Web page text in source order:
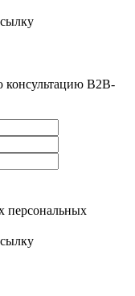
консультацию B2B-
персональных